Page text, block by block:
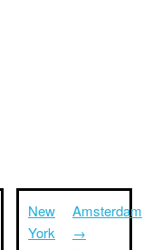
New
York
Amsterdam
→